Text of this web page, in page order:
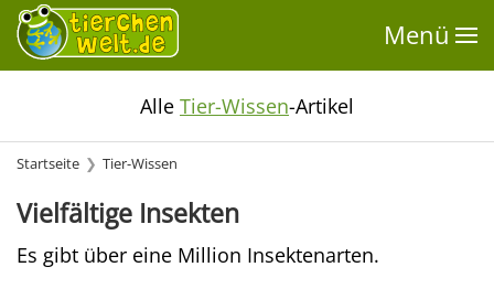
Menü
Alle Tier-Wissen-Artikel
Startseite Tier-Wissen
Vielfältige Insekten
Es gibt über eine Million Insektenarten.